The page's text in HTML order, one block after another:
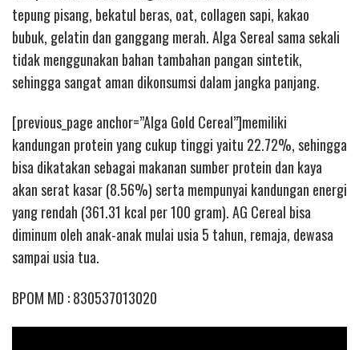
tepung pisang, bekatul beras, oat, collagen sapi, kakao
bubuk, gelatin dan ganggang merah. Alga Sereal sama sekali
tidak menggunakan bahan tambahan pangan sintetik,
sehingga sangat aman dikonsumsi dalam jangka panjang.
[previous_page anchor=”Alga Gold Cereal”]memiliki
kandungan protein yang cukup tinggi yaitu 22.72%, sehingga
bisa dikatakan sebagai makanan sumber protein dan kaya
akan serat kasar (8.56%) serta mempunyai kandungan energi
yang rendah (361.31 kcal per 100 gram). AG Cereal bisa
diminum oleh anak-anak mulai usia 5 tahun, remaja, dewasa
sampai usia tua.
BPOM MD : 830537013020